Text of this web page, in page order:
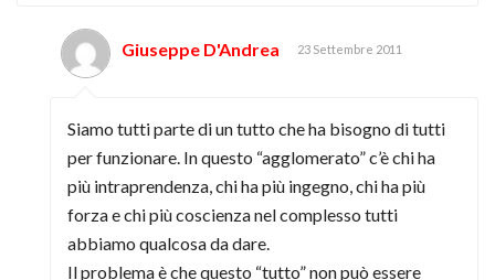
Giuseppe D'Andrea 23 Settembre 2011
Siamo tutti parte di un tutto che ha bisogno di tutti
per funzionare. In questo “agglomerato” c’è chi ha
più intraprendenza, chi ha più ingegno, chi ha più
forza e chi più coscienza nel complesso tutti
abbiamo qualcosa da dare.
Il problema è che questo “tutto” non può essere